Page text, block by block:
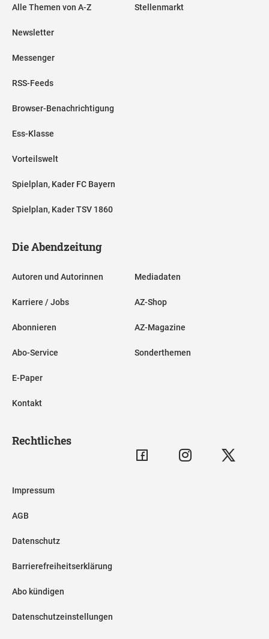
Alle Themen von A-Z
Newsletter
Messenger
RSS-Feeds
Browser-Benachrichtigung
Ess-Klasse
Vorteilswelt
Spielplan, Kader FC Bayern
Spielplan, Kader TSV 1860
Stellenmarkt
Die Abendzeitung
Autoren und Autorinnen
Karriere / Jobs
Abonnieren
Abo-Service
E-Paper
Kontakt
Mediadaten
AZ-Shop
AZ-Magazine
Sonderthemen
Rechtliches
Impressum
AGB
Datenschutz
Barrierefreiheitserklärung
Abo kündigen
Datenschutzeinstellungen